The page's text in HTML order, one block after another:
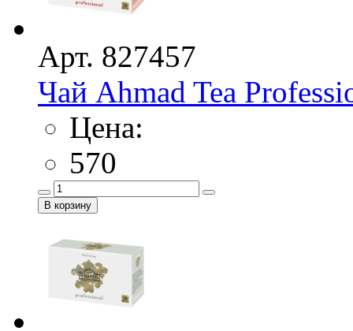
Арт. 827457
Чай Ahmad Tea
Цена:
570